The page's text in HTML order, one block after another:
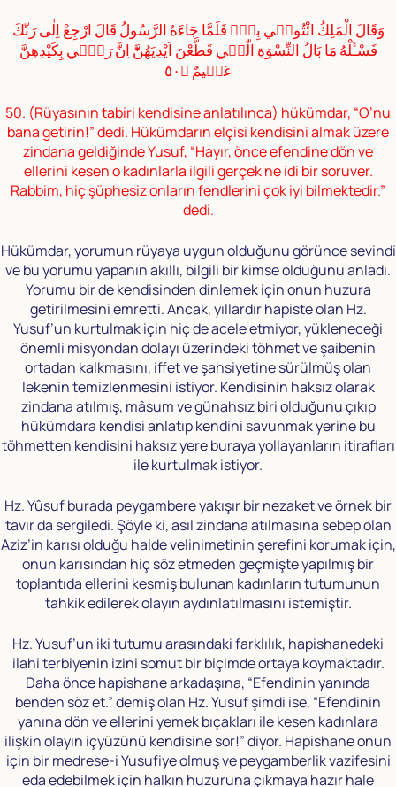
وَقَالَ الْمَلِكُ ائْتُونٖي بِهٖۚ فَلَمَّا جَٓاءَهُ الرَّسُولُ قَالَ ارْجِعْ اِلٰى رَبِّكَ
فَسْـَٔلْهُ مَا بَالُ النِّسْوَةِ الّٰتٖي قَطَّعْنَ اَيْدِيَهُنَّؕ اِنَّ رَبّٖي بِكَيْدِهِنَّ
عَلٖيمٌ ﴿٥٠
50. (Rüyasının tabiri kendisine anlatılınca) hükümdar, “O’nu
bana getirin!” dedi. Hükümdarın elçisi kendisini almak üzere
zindana geldiğinde Yusuf, “Hayır, önce efendine dön ve
ellerini kesen o kadınlarla ilgili gerçek ne idi bir soruver.
Rabbim, hiç şüphesiz onların fendlerini çok iyi bilmektedir.”
dedi.
Hükümdar, yorumun rüyaya uygun olduğunu görünce sevindi
ve bu yorumu yapanın akıllı, bilgili bir kimse olduğunu anladı.
Yorumu bir de kendisinden dinlemek için onun huzura
getirilmesini emretti. Ancak, yıllardır hapiste olan Hz.
Yusuf’un kurtulmak için hiç de acele etmiyor, yükleneceği
önemli misyondan dolayı üzerindeki töhmet ve şaibenin
ortadan kalkmasını, iffet ve şahsiyetine sürülmüş olan
lekenin temizlenmesini istiyor. Kendisinin haksız olarak
zindana atılmış, mâsum ve günahsız biri olduğunu çıkıp
hükümdara kendisi anlatıp kendini savunmak yerine bu
töhmetten kendisini haksız yere buraya yollayanların itirafları
ile kurtulmak istiyor.
Hz. Yûsuf burada peygambere yakışır bir nezaket ve örnek bir
tavır da sergiledi. Şöyle ki, asıl zindana atılmasına sebep olan
Aziz’in karısı olduğu halde velinimetinin şerefini korumak için,
onun karısından hiç söz etmeden geçmişte yapılmış bir
toplantıda ellerini kesmiş bulunan kadınların tutumunun
tahkik edilerek olayın aydınlatılmasını istemiştir.
Hz. Yusuf’un iki tutumu arasındaki farklılık, hapishanedeki
ilahi terbiyenin izini somut bir biçimde ortaya koymaktadır.
Daha önce hapishane arkadaşına, “Efendinin yanında
benden söz et.” demiş olan Hz. Yusuf şimdi ise, “Efendinin
yanına dön ve ellerini yemek bıçakları ile kesen kadınlara
ilişkin olayın içyüzünü kendisine sor!” diyor. Hapishane onun
için bir medrese-i Yusufiye olmuş ve peygamberlik vazifesini
eda edebilmek için halkın huzuruna çıkmaya hazır hale